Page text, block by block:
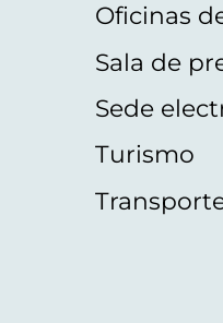
Oficinas
Sala de
Sede
Turismo